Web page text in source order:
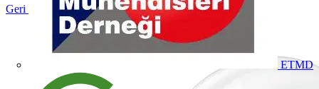
ETMD
Geri dön Ürünler